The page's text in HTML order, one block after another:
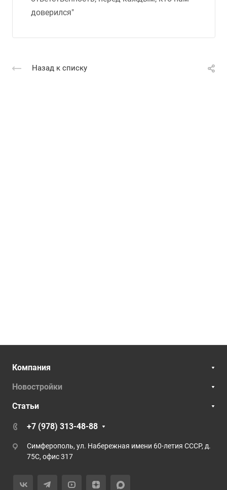
доверился"
Назад к списку
Компания
Новостройки
Статьи
+7 (978) 313-48-88
Симферополь, ул. Набережная имени 60-летия СССР, д.
75С, офис 317